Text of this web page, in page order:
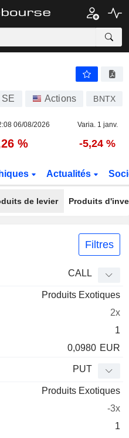
Actions BNTX
06/08/2026 Varia. 1 janv.
% -5,24 %
Actualités
de levier Produits
Filtres
Cours
CALL
Produits Exotiques
2x
1
0,0980 EUR
PUT
Produits Exotiques
-3x
1